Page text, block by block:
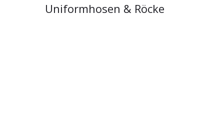
Uniformhosen & Röcke